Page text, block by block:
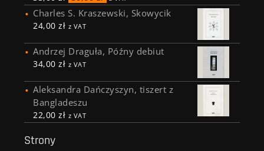
Charles S. Kraszewski, Skowycik
24,00zł z VAT
Andrzej Draguła, Późny debiut
34,00zł z VAT
Aleksandra Dańczyszyn, tiszert z
Bangladeszu
22,00zł z VAT
Strony